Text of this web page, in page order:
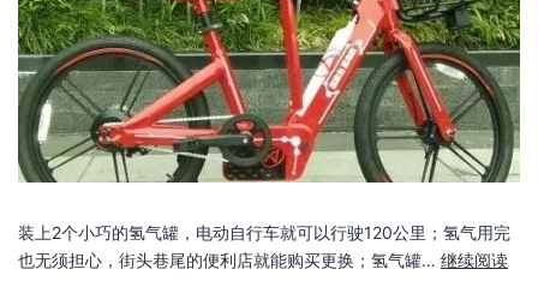
装上2个小巧的氢气罐，电动自行车就可以行驶120公里；氢气用完
也无须担心，街头巷尾的便利店就能购买更换；氢气罐… 继续阅读